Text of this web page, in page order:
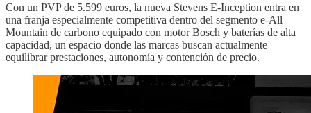
Con un PVP de 5.599 euros, la nueva Stevens E-Inception entra en
una franja especialmente competitiva dentro del segmento e-All
Mountain de carbono equipado con motor Bosch y baterías de alta
capacidad, un espacio donde las marcas buscan actualmente
equilibrar prestaciones, autonomía y contención de precio.